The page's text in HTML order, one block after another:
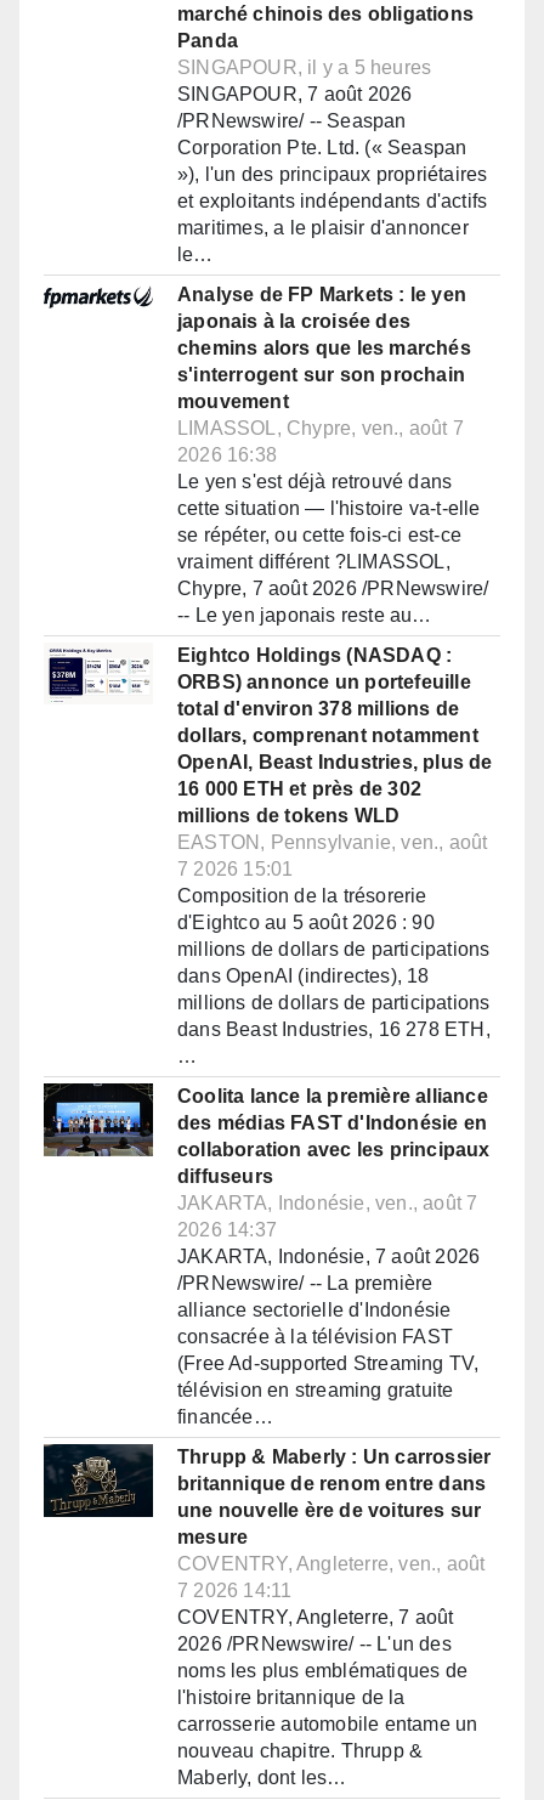
marché chinois des obligations
Panda
SINGAPOUR, il y a 5 heures
SINGAPOUR, 7 août 2026
/PRNewswire/ -- Seaspan
Corporation Pte. Ltd. (« Seaspan
»), l'un des principaux propriétaires
et exploitants indépendants d'actifs
maritimes, a le plaisir d'annoncer
le…
Analyse de FP Markets : le yen
japonais à la croisée des
chemins alors que les marchés
s'interrogent sur son prochain
mouvement
LIMASSOL, Chypre, ven., août 7
2026 16:38
Le yen s'est déjà retrouvé dans
cette situation — l'histoire va-t-elle
se répéter, ou cette fois-ci est-ce
vraiment différent ?LIMASSOL,
Chypre, 7 août 2026 /PRNewswire/
-- Le yen japonais reste au…
Eightco Holdings (NASDAQ :
ORBS) annonce un portefeuille
total d'environ 378 millions de
dollars, comprenant notamment
OpenAI, Beast Industries, plus de
16 000 ETH et près de 302
millions de tokens WLD
EASTON, Pennsylvanie, ven., août
7 2026 15:01
Composition de la trésorerie
d'Eightco au 5 août 2026 : 90
millions de dollars de participations
dans OpenAI (indirectes), 18
millions de dollars de participations
dans Beast Industries, 16 278 ETH,
…
Coolita lance la première alliance
des médias FAST d'Indonésie en
collaboration avec les principaux
diffuseurs
JAKARTA, Indonésie, ven., août 7
2026 14:37
JAKARTA, Indonésie, 7 août 2026
/PRNewswire/ -- La première
alliance sectorielle d'Indonésie
consacrée à la télévision FAST
(Free Ad-supported Streaming TV,
télévision en streaming gratuite
financée…
Thrupp & Maberly : Un carrossier
britannique de renom entre dans
une nouvelle ère de voitures sur
mesure
COVENTRY, Angleterre, ven., août
7 2026 14:11
COVENTRY, Angleterre, 7 août
2026 /PRNewswire/ -- L'un des
noms les plus emblématiques de
l'histoire britannique de la
carrosserie automobile entame un
nouveau chapitre. Thrupp &
Maberly, dont les…